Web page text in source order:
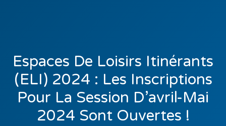
Espaces De Loisirs Itinérants
(ELI) 2024 : Les Inscriptions
Pour La Session D’avril-Mai
2024 Sont Ouvertes !